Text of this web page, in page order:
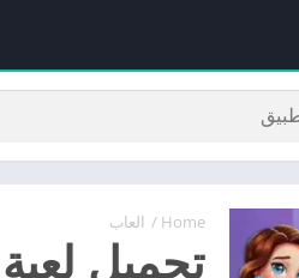
Home
/ العاب